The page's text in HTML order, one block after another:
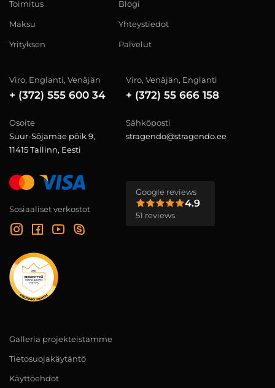
Toimitus
Maksu
Yrityksen
Blogi
Yhteystiedot
Palvelut
Viro, Englanti, Venäjän
+ (372) 555 600 34
Viro, Venäjän, Englanti
+ (372) 55 666 158
Osoite
Suur-Sõjamäe põik 9,
11415 Tallinn, Eesti
Sähköposti
stragendo@stragendo.ee
Sosiaaliset verkostot
Google reviews
4.9
51 reviews
Galleria projekteistamme
Tietosuojakäytäntö
Käyttöehdot